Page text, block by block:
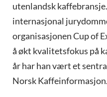
utenlandsk
internasjonal
organisasjonen Cup of
å økt kvalitetsfokus på
år har han vært et
Norsk Kaffeinformasjon.